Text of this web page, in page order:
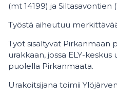
(mt 14199) ja Siltasavontien
Työstä aiheutuu
Työt sisältyvät Pirkanmaan
urakkaan, jossa ELY-
puolella Pirkanmaata.
Urakoitsijana toimii